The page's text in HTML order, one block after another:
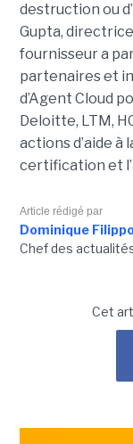
destruction ou
Gupta,
fournisseur a
partenaires et
d’Agent Cloud
Deloitte, LTM,
actions d’aide à
certification et
Article rédigé par
Dominique
Chef des
Cet